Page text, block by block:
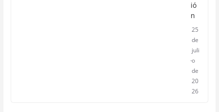
ió
n
25
de
juli
o
de
20
26